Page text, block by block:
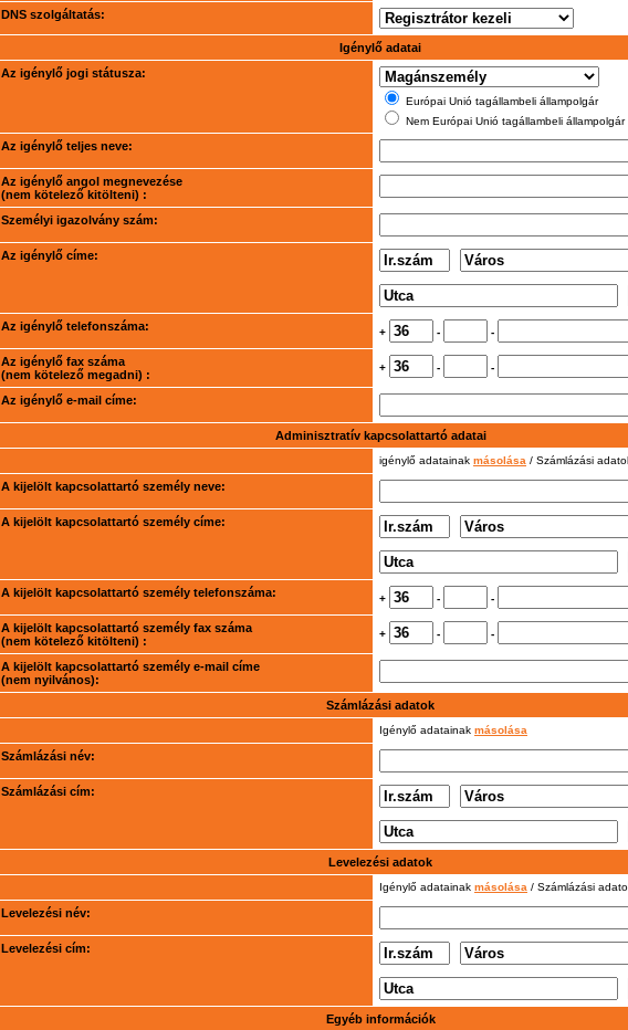
DNS szolgáltatás:
Igénylő adatai
Az igénylő jogi státusza:
Európai Unió tagállambeli állampolgár
Nem Európai Unió tagállambeli állampolgár
Az igénylő teljes neve:
Az igénylő angol megnevezése
(nem kötelező kitölteni) :
Személyi igazolvány szám:
Az igénylő címe:
Az igénylő telefonszáma: + - -
Az igénylő fax száma
(nem kötelező megadni) :
+ - -
Az igénylő e-mail címe:
Adminisztratív kapcsolattartó adatai
igénylő adatainak másolása / Számlázási
A kijelölt kapcsolattartó személy neve:
A kijelölt kapcsolattartó személy címe:
A kijelölt kapcsolattartó személy telefonszáma: + - -
A kijelölt kapcsolattartó személy fax száma
(nem kötelező kitölteni) :
+ - -
A kijelölt kapcsolattartó személy e-mail címe
(nem nyilvános):
Számlázási adatok
Igénylő adatainak másolása
Számlázási név:
Számlázási cím:
Levelezési adatok
Igénylő adatainak másolása / Számlázási
Levelezési név:
Levelezési cím:
Egyéb információk